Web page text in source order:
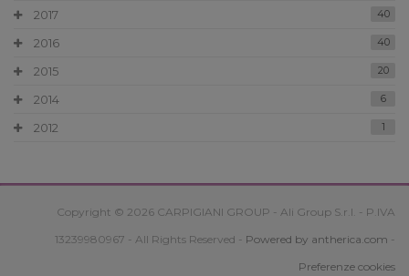
2017 40
2016 40
2015 20
2014 6
2012 1
Copyright © 2026 CARPIGIANI GROUP - Ali Group S.r.l. - P.IVA
13239980967 - All Rights Reserved - Powered by antherica.com -
Preferenze cookies